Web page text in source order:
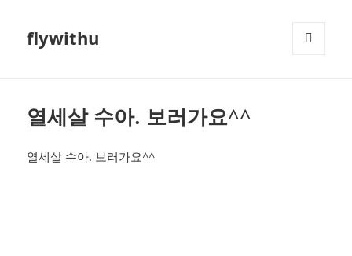
flywithu
열세살 수아. 보러가요^^
열세살 수아. 보러가요^^